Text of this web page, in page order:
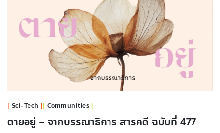
Sci-Tech Communities
ตายอยู่ – จากบรรณาธิการ สารคดี ฉบับที่ 477